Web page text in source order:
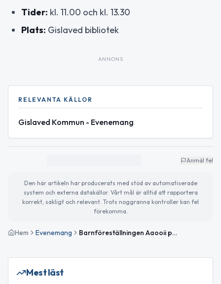
Tider: kl. 11.00 och kl. 13.30
Plats: Gislaved bibliotek
ANNONS
RELEVANTA KÄLLOR
Gislaved Kommun - Evenemang
Anmäl fel
Den här artikeln har producerats med stöd av automatiserade
system och externa datakällor. Vårt mål är alltid att rapportera
korrekt, sakligt och relevant. Trots noggranna kontroller kan fel
förekomma.
Hem Evenemang Barnföreställningen Aaooii på Gislaved bibliotek
Mest läst